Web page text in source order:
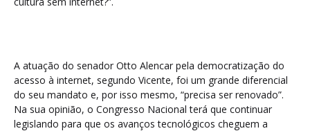
A atuação do senador Otto Alencar pela democratização do
acesso à internet, segundo Vicente, foi um grande diferencial
do seu mandato e, por isso mesmo, “precisa ser renovado”.
Na sua opinião, o Congresso Nacional terá que continuar
legislando para que os avanços tecnológicos cheguem a